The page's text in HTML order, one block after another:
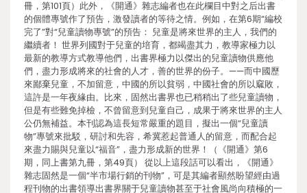
冊，第101頁）此外，《開通》雜志編者也在此欄目中對之后出書
的個體專號作了預告，激發讀者的等待之情。例如，在第6期“編校
完了”對“兒童讀物專號”的預告： 兒童是將來世界的主人，我們的
繼續者！ 世界列國對于兒童的培育，都竭盡其力，教導家極力以
最新的教導方式教導他們，出書界極力以傑出的兒童讀物供應他
們，盡力形成將來的社會的人才，善的世界的份子。——而中國歷
來鄙棄兒童，不加留意，中國的所以貧弱，中國社會的所以窳敗，
這許是一年夜緣由。比來，固然出書界也已稍稍出了些兒童讀物，
但是有些難免掉檢，不曾留意到兒童自己，成果于將來世界的主人
公仍無補益。本刊認為這長短常嚴重的題目，擬出一個“兒童讀
物”專號來批駁，研討和先容，希冀惹起普通人的留意，而配合起
來盡力賜與兒童以“福音”，盡力形成新的世界！（《開通》第6
期，同上書第九冊，第49頁） 從以上這段話可以看出，《開通》
雜志固然是一個“半市場行銷的刊物”，可是其編者顯然盼望經由過
程刊物的出書領導出書界關于兒童讀物甚至于社會風尚向積極的一